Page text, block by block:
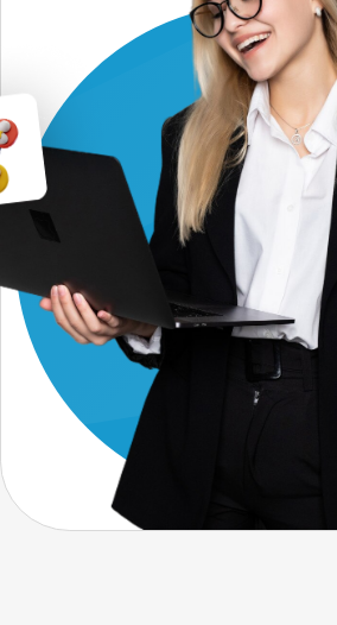
Если поиском
занимается ваш
hr-отдел:
Никто не понимает, каким
требованиям должен
соответствовать кандидат,
Какой пул задач
закрепить за ним
Как мотивировать
маркетолога